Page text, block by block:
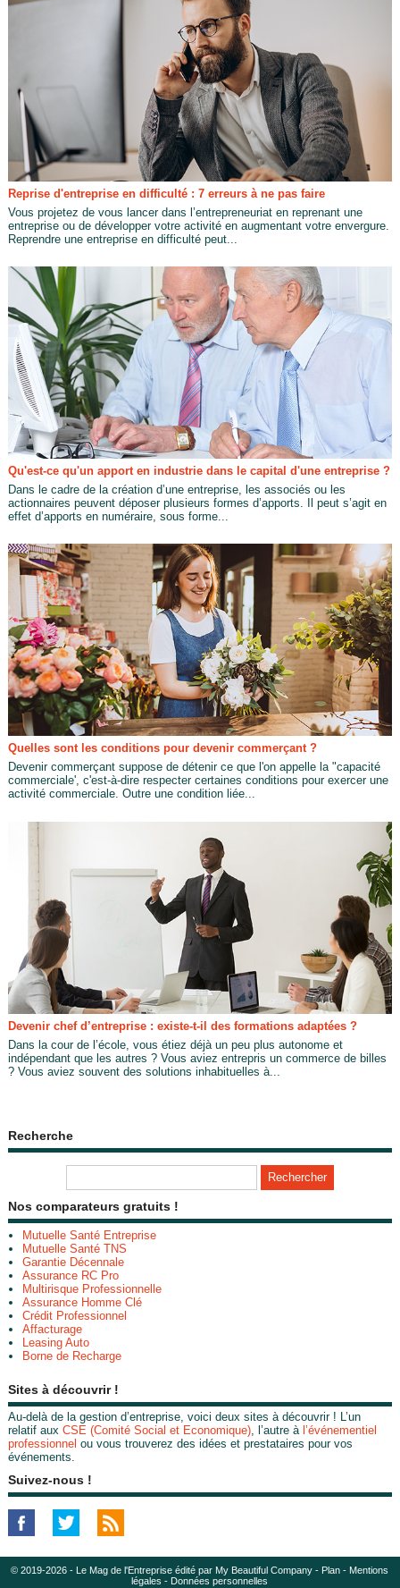
Reprise d'entreprise en difficulté : 7 erreurs à ne pas faire
Vous projetez de vous lancer dans l’entrepreneuriat en reprenant une
entreprise ou de développer votre activité en augmentant votre envergure.
Reprendre une entreprise en difficulté peut...
Qu'est-ce qu'un apport en industrie dans le capital d'une entreprise ?
Dans le cadre de la création d’une entreprise, les associés ou les
actionnaires peuvent déposer plusieurs formes d’apports. Il peut s’agit en
effet d’apports en numéraire, sous forme...
Quelles sont les conditions pour devenir commerçant ?
Devenir commerçant suppose de détenir ce que l'on appelle la "capacité
commerciale', c'est-à-dire respecter certaines conditions pour exercer une
activité commerciale. Outre une condition liée...
Devenir chef d’entreprise : existe-t-il des formations adaptées ?
Dans la cour de l’école, vous étiez déjà un peu plus autonome et
indépendant que les autres ? Vous aviez entrepris un commerce de billes
? Vous aviez souvent des solutions inhabituelles à...
Recherche
Nos comparateurs gratuits !
Mutuelle Santé Entreprise
Mutuelle Santé TNS
Garantie Décennale
Assurance RC Pro
Multirisque Professionnelle
Assurance Homme Clé
Crédit Professionnel
Affacturage
Leasing Auto
Borne de Recharge
Sites à découvrir !
Au-delà de la gestion d’entreprise, voici deux sites à découvrir ! L’un
relatif aux CSE (Comité Social et Economique), l’autre à l’événementiel
professionnel ou vous trouverez des idées et prestataires pour vos
événements.
Suivez-nous !
© 2019-2026 - Le Mag de l'Entreprise édité par My Beautiful Company - Plan - Mentions
légales - Données personnelles